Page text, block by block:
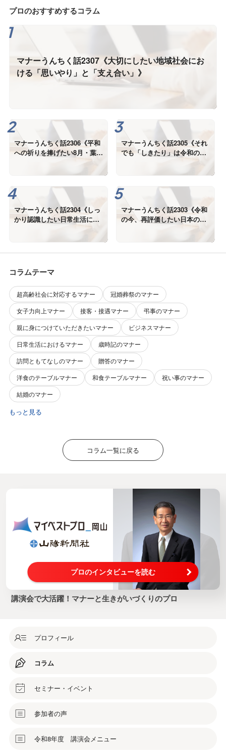
プロのおすすめするコラム
マナーうんちく話2307《大切にしたい地域社会にお
ける「思いやり」と「支え合い」》
マナーうんちく話2306《平和
への祈りを捧げたい8月・葉
マナーうんちく話2305《それ
でも「しきたり」は令和の
今、本当に必要なの？》
マナーうんちく話2304《しっ
かり認識したい日常生活にお
ける「しきたり」の役割》
マナーうんちく話2303《令和
の今、再評価したい日本の美
コラムテーマ
超高齢社会に対応するマナー
冠婚葬祭のマナー
女子力向上マナー
接客・接遇マナー
弔事のマナー
親に身につけていただきたいマナー
ビジネスマナー
日常生活におけるマナー
歳時記のマナー
訪問ともてなしのマナー
贈答のマナー
洋食のテーブルマナー
和食テーブルマナー
祝い事のマナー
結婚のマナー
もっと見る
コラム一覧に戻る
プロのインタビューを読む
講演会で大活躍！マナーと生きがいづくりのプロ
プロフィール
コラム
セミナー・イベント
参加者の声
令和8年度 講演会メニュー